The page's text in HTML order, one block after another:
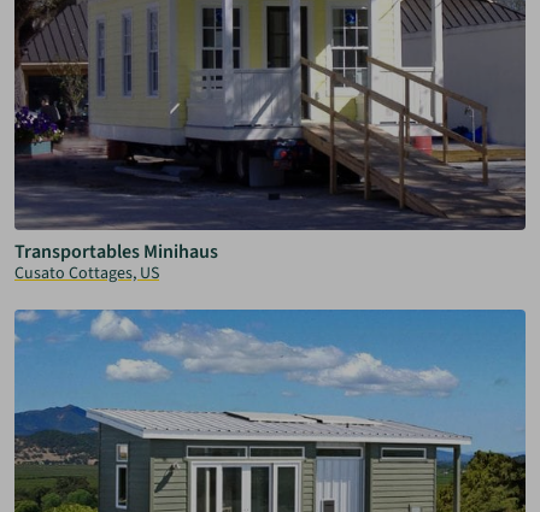
Transportables Minihaus
Cusato Cottages, US